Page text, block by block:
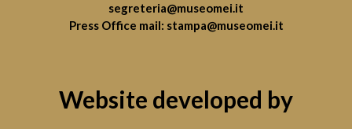
segreteria@museomei.it
Press Office mail: stampa@museomei.it
Website developed by